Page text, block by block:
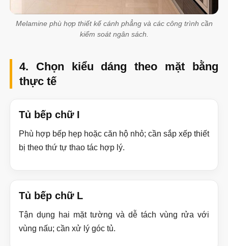
Melamine phù hợp thiết kế cánh phẳng và các công trình cần
kiểm soát ngân sách.
4. Chọn kiểu dáng theo mặt bằng
thực tế
Tủ bếp chữ I
Phù hợp bếp hẹp hoặc căn hộ nhỏ; cần sắp xếp thiết
bị theo thứ tự thao tác hợp lý.
Tủ bếp chữ L
Tận dụng hai mặt tường và dễ tách vùng rửa với
vùng nấu; cần xử lý góc tủ.